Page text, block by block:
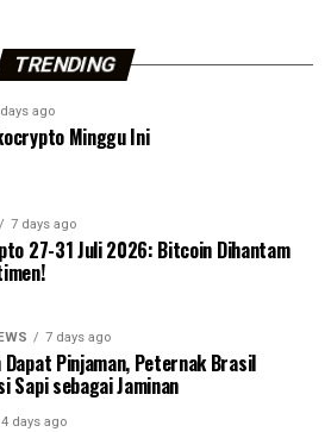
TRENDING
ago
Minggu Ini
7 days ago
27-31 Juli 2026: Bitcoin Dihantam
7 days ago
Pinjaman, Peternak Brasil
Sapi sebagai Jaminan
4 days ago